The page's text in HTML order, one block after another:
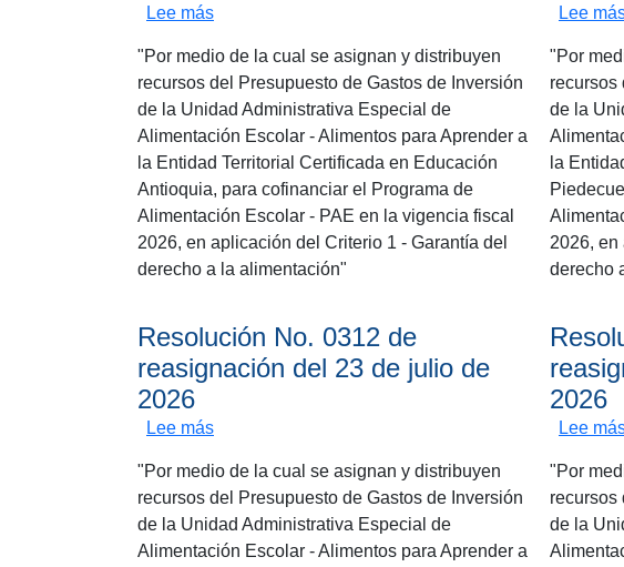
Lee mássobre Resolución No. 0311 de reasignación del 23
"Por medio de la cual se asignan y distribuyen
recursos del Presupuesto de Gastos de Inversión
de la Unidad Administrativa Especial de
Alimentación Escolar - Alimentos para Aprender a
la Entidad Territorial Certificada en Educación
Antioquia, para cofinanciar el Programa de
Alimentación Escolar - PAE en la vigencia fiscal
2026, en aplicación del Criterio 1 - Garantía del
derecho a la alimentación"
Lee
"Por
recursos
de la
la
2026, en
derecho
Resolución No. 0312 de
reasignación del 23 de julio de
2026
Lee mássobre Resolución No. 0312 de reasignación del 23
"Por medio de la cual se asignan y distribuyen
recursos del Presupuesto de Gastos de Inversión
de la Unidad Administrativa Especial de
Alimentación Escolar - Alimentos para Aprender a
2026
Lee
"Por
recursos
de la